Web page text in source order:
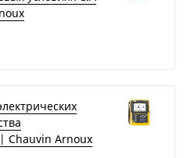
| Chauvin Arnoux